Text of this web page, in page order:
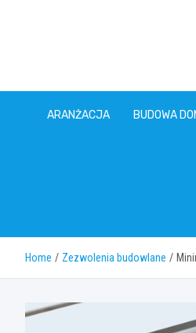
ARANŻACJA BUDOWA
Home Zezwolenia budowlane